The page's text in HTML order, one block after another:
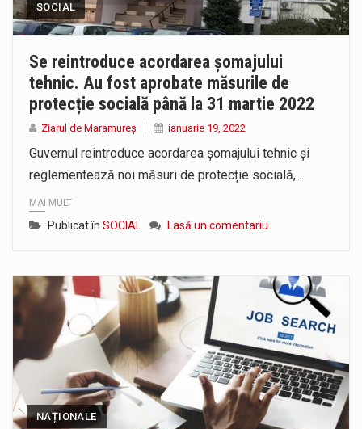
Noile statii de călători, achizitionate la preț de garsonieră per bucată, dezamăgesc total cetățenii care folosesc mijloacele de transport în…
Liceul Ucrainean „Taras Șevcenko” din Sighetu Marmației, singurul liceu din România cu predare în limba ucraineană, are potențialul de a-și…
SOCIAL
Se reintroduce acordarea șomajului
tehnic. Au fost aprobate măsurile de
protecție socială până la 31 martie 2022
Ziarul de Maramureș ianuarie 19, 2022
Guvernul reintroduce acordarea șomajului tehnic și
reglementează noi măsuri de protecție socială,…
MAI MULT
Publicat în SOCIAL Lasă un comentariu
NAȚIONALE